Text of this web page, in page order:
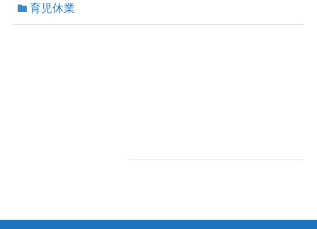
育児休業